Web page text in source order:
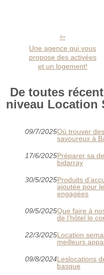
Une agence qui vous
propose des activées
et un logement!
De toutes
niveau Location
09/7/2025Où trouver
savoureux à
17/6/2025Préparer sa
bidarray
30/5/2025Produits
ajoutée pour
engagées
09/5/2025Que faire à
de l’hôtel le
22/3/2025Location
meilleurs
09/8/2024Leslocations
basque